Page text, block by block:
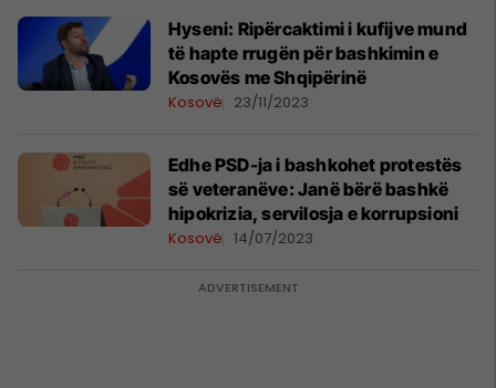
Hyseni: Ripërcaktimi i kufijve mund
të hapte rrugën për bashkimin e
Kosovës me Shqipërinë
Kosovë 23/11/2023
Edhe PSD-ja i bashkohet protestës
së veteranëve: Janë bërë bashkë
hipokrizia, servilosja e korrupsioni
Kosovë 14/07/2023